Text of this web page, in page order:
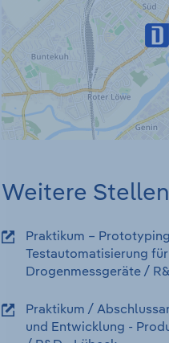
Weitere Stellen
Praktikum –
Testautomatisierung
Drogenmessgeräte /
Praktikum /
und Entwicklung -